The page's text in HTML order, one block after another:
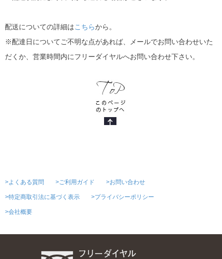
配送についての詳細はこちらから。
※配達日についてご不明な点があれば、メールでお問い合わせいた
だくか、営業時間内にフリーダイヤルへお問い合わせ下さい。
>よくある質問 >ご利用ガイド >お問い合わせ
>特定商取引法に基づく表示 >プライバシーポリシー
>会社概要